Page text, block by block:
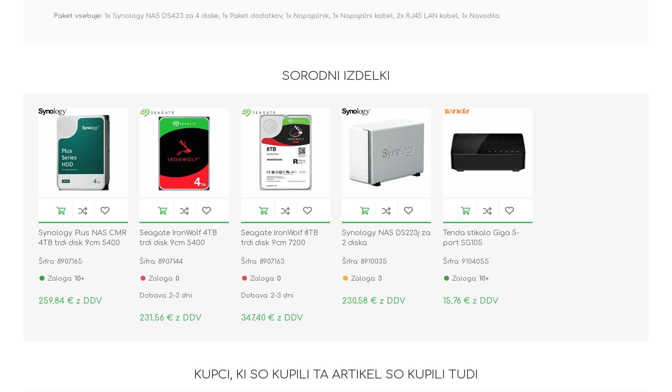
Paket vsebuje: 1x Synology NAS DS423 za 4 diske, 1x Paket dodatkov, 1x Napajalnik, 1x Napajalni kabel, 2x RJ45 LAN kabel, 1x Navodila
SORODNI IZDELKI
Synology Plus NAS CMR
4TB trdi disk 9cm 5400
Šifra: 8907165
Zaloga: 10+
259,84 € z DDV
Seagate IronWolf 4TB
trdi disk 9cm 5400
ST4000VN006
Šifra: 8907144
Zaloga: 0
Dobava: 2-3 dni
231,56 € z DDV
Seagate IronWolf 8TB
trdi disk 9cm 7200
ST8000VN004
Šifra: 8907163
Zaloga: 0
Dobava: 2-3 dni
347,40 € z DDV
Synology NAS DS223j za
2 diska
Šifra: 8910035
Zaloga: 3
230,58 € z DDV
Tenda stikalo Giga 5-
port SG105
Šifra: 9104055
Zaloga: 10+
15,76 € z DDV
KUPCI, KI SO KUPILI TA ARTIKEL SO KUPILI TUDI